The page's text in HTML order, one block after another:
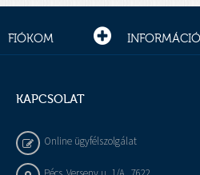
FIÓKOM INFORMÁCIÓ
KAPCSOLAT
Online ügyfélszolgálat